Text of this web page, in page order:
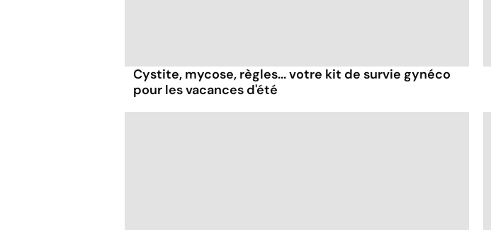
Cystite, mycose, règles... votre kit de survie gynéco
pour les vacances d'été